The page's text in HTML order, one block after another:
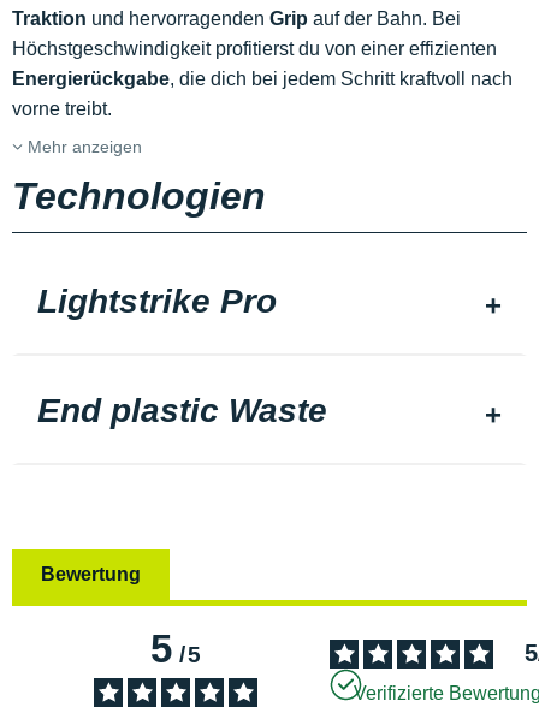
Traktion und hervorragenden Grip auf der Bahn. Bei
Höchstgeschwindigkeit profitierst du von einer effizienten
Energierückgabe, die dich bei jedem Schritt kraftvoll nach
vorne treibt.
Mehr anzeigen
Technologien
Lightstrike Pro
End plastic Waste
Bewertung
5/5 5
Verifizierte